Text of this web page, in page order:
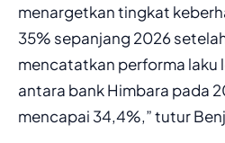
menargetkan tingkat
35% sepanjang 2026
mencatatkan performa laku
antara bank Himbara pada
mencapai 34,4%,” tutur